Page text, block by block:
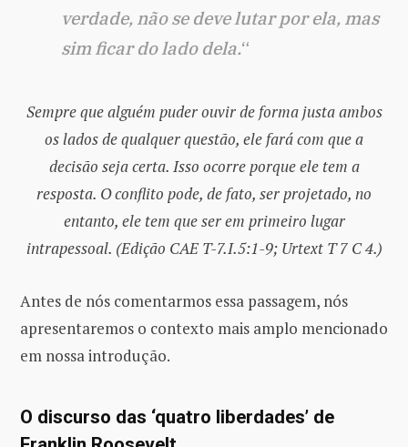
verdade, não se deve lutar por ela, mas
sim ficar do lado dela.“
Sempre que alguém puder ouvir de forma justa ambos
os lados de qualquer questão, ele fará com que a
decisão seja certa. Isso ocorre porque ele tem a
resposta. O conflito pode, de fato, ser projetado, no
entanto, ele tem que ser em primeiro lugar
intrapessoal. (Edição CAE T-7.I.5:1-9; Urtext T 7 C 4.)
Antes de nós comentarmos essa passagem, nós
apresentaremos o contexto mais amplo mencionado
em nossa introdução.
O discurso das ‘quatro liberdades’ de